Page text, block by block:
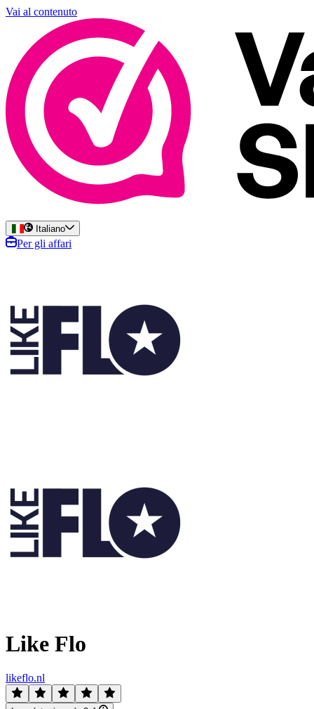
Vai al contenuto
Italiano
Per gli affari
Like Flo
likeflo.nl